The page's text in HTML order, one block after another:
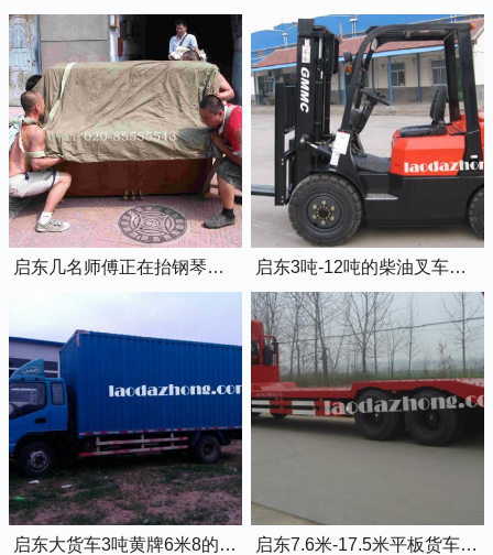
启东几名师傅正在抬钢琴上楼 启东3吨-12吨的柴油叉车出租
启东大货车3吨黄牌6米8的厢式货车 启东7.6米-17.5米平板货车出租